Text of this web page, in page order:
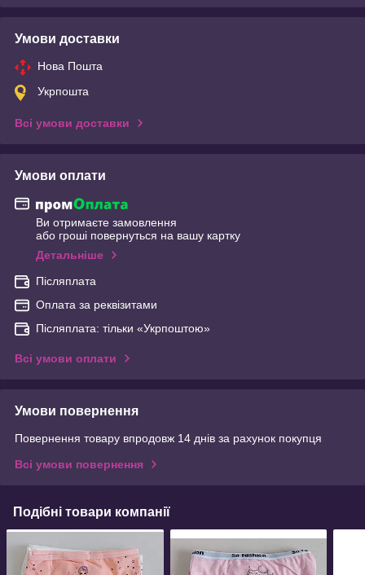
Умови доставки
Нова Пошта
Укрпошта
Всі умови доставки
Умови оплати
Ви отримаєте замовлення
або гроші повернуться на вашу картку
Детальніше
Післяплата
Оплата за реквізитами
Післяплата: тільки «Укрпоштою»
Всі умови оплати
Умови повернення
Повернення товару впродовж 14 днів за рахунок покупця
Всі умови повернення
Подібні товари компанії